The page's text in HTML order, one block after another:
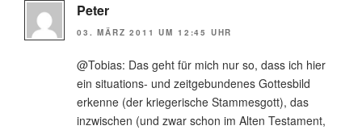
Peter
03. MÄRZ 2011 UM 12:45 UHR
@Tobias: Das geht für mich nur so, dass ich hier
ein situations- und zeitgebundenes Gottesbild
erkenne (der kriegerische Stammesgott), das
inzwischen (und zwar schon im Alten Testament,